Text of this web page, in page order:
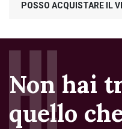
POSSO ACQUISTARE IL
Non hai
quello